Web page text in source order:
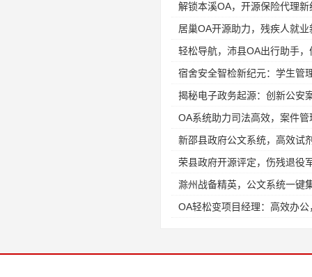
解锁本溪OA，开源保险代理
居巢OA开源助力，残疾人就业
轻松导航，沛县OA出行助手
宿舍安全智检新纪元：学生管
揭秘电子政务起源：创新公安
OA系统助力司法高效，案件
新邵县政府公文系统，高效试
荣县政府开源评定，伤残退役
滁州战备精英，公文系统一键
OA轻松变项目经理：高效办